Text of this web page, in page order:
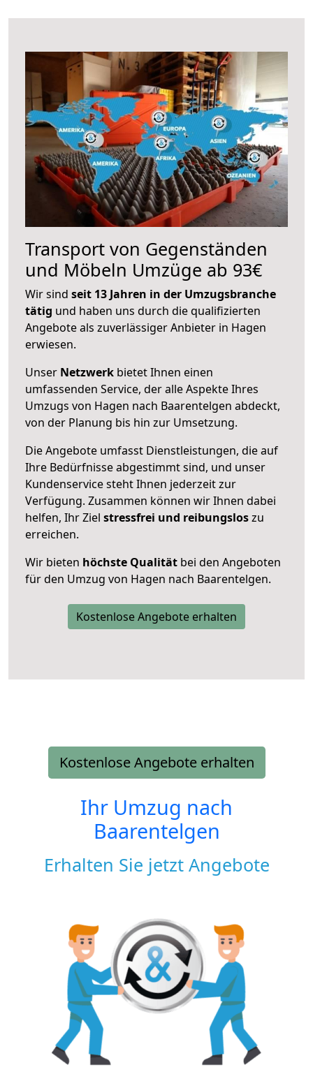
Transport von Gegenständen
und Möbeln Umzüge ab 93€
Wir sind seit 13 Jahren in der Umzugsbranche
tätig und haben uns durch die qualifizierten
Angebote als zuverlässiger Anbieter in Hagen
erwiesen.
Unser Netzwerk bietet Ihnen einen
umfassenden Service, der alle Aspekte Ihres
Umzugs von Hagen nach Baarentelgen abdeckt,
von der Planung bis hin zur Umsetzung.
Die Angebote umfasst Dienstleistungen, die auf
Ihre Bedürfnisse abgestimmt sind, und unser
Kundenservice steht Ihnen jederzeit zur
Verfügung. Zusammen können wir Ihnen dabei
helfen, Ihr Ziel stressfrei und reibungsloszu
erreichen.
Wir bieten höchste Qualität bei den Angeboten
für den Umzug von Hagen nach Baarentelgen.
Kostenlose Angebote erhalten
Kostenlose Angebote erhalten
Ihr Umzug nach
Baarentelgen
Erhalten Sie jetzt Angebote